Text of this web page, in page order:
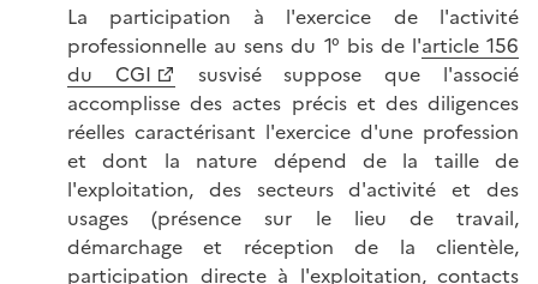
La participation à l'exercice de l'activité
professionnelle au sens du 1° bis de l'article 156
du CGI
susvisé suppose que l'associé
accomplisse des actes précis et des diligences
réelles caractérisant l'exercice d'une profession
et dont la nature dépend de la taille de
l'exploitation, des secteurs d'activité et des
usages (présence sur le lieu de travail,
démarchage et réception de la clientèle,
participation directe à l'exploitation, contacts